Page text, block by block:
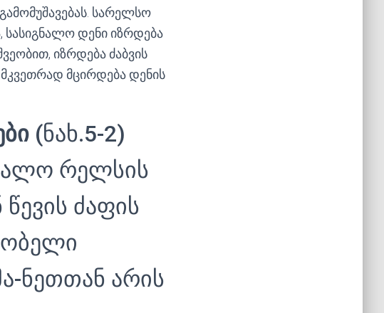
სარელსო
სასიგნალო დენი იზრდება
იზრდება ძაბვის
მცირდება დენის
(ნახ.5-2)
რელსის
ძაფის
ნეთთან არის